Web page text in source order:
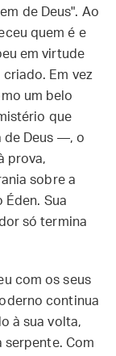
de Deus". Ao
quem é e
em virtude
Em vez
um belo
que
de Deus —, o
prova,
sobre a
Sua
só termina
com os seus
continua
à sua volta,
serpente. Com